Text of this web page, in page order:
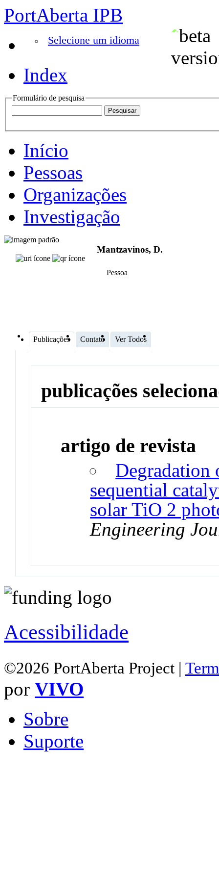
PortAberta IPB
Selecione um idioma
Index
Formulário de pesquisa
Início
Pessoas
Organizações
Investigação
Mantzavinos, D.
Pessoa
Publicações Contato Ver Todos
publicações
artigo de revista
sequential
solar TiO 2
Engineering
Acessibilidade
©2026 PortAberta Project |
por VIVO
Sobre
Suporte